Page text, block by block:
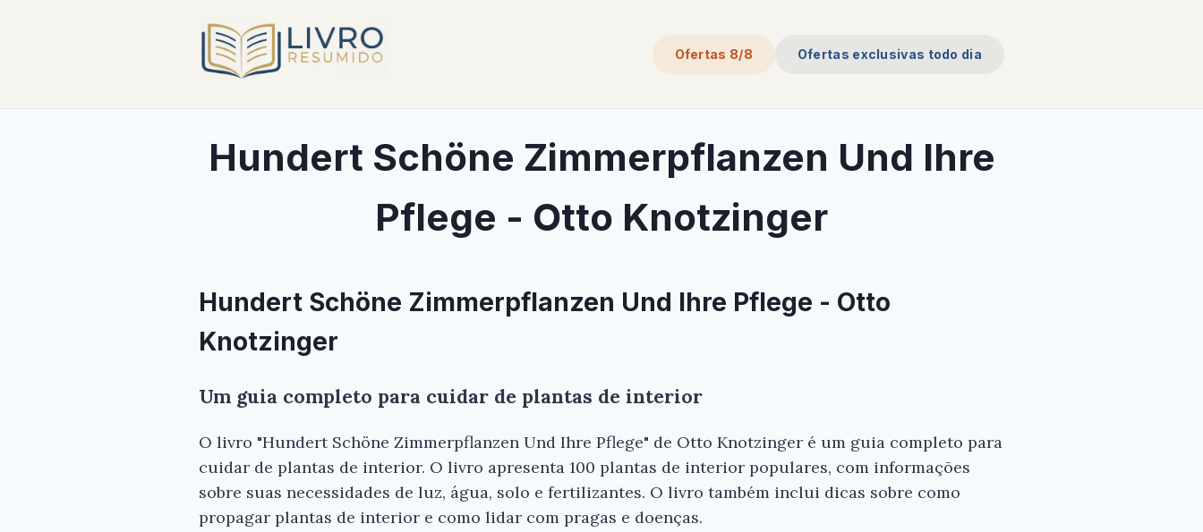
Ofertas 8/8 Ofertas exclusivas todo dia
Hundert Schöne Zimmerpflanzen Und Ihre
Pflege - Otto Knotzinger
Hundert Schöne Zimmerpflanzen Und Ihre Pflege - Otto
Knotzinger
Um guia completo para cuidar de plantas de interior
O livro "Hundert Schöne Zimmerpflanzen Und Ihre Pflege" de Otto Knotzinger é um guia completo para
cuidar de plantas de interior. O livro apresenta 100 plantas de interior populares, com informações
sobre suas necessidades de luz, água, solo e fertilizantes. O livro também inclui dicas sobre como
propagar plantas de interior e como lidar com pragas e doenças.